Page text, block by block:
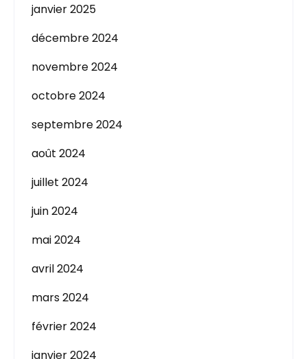
janvier 2025
décembre 2024
novembre 2024
octobre 2024
septembre 2024
août 2024
juillet 2024
juin 2024
mai 2024
avril 2024
mars 2024
février 2024
janvier 2024